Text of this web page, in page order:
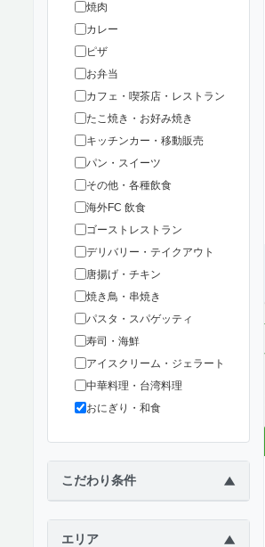
焼肉
カレー
ピザ
お弁当
カフェ・喫茶店・レストラン
たこ焼き・お好み焼き
キッチンカー・移動販売
パン・スイーツ
その他・各種飲食
海外FC 飲食
ゴーストレストラン
デリバリー・テイクアウト
唐揚げ・チキン
焼き鳥・串焼き
パスタ・スパゲッティ
寿司・海鮮
アイスクリーム・ジェラート
中華料理・台湾料理
おにぎり・和食
こだわり条件 ▶
エリア ▶